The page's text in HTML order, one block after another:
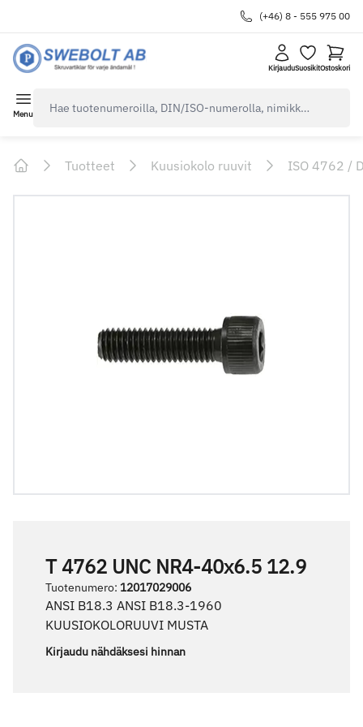
(+46) 8 - 555 975 00
KirjauduSuosikitOstoskori
Menu
Tuotteet Kuusiokolo ruuvit ISO 4762 /
T 4762 UNC NR4-40x6.5 12.9
Tuotenumero: 12017029006
ANSI B18.3 ANSI B18.3-1960
KUUSIOKOLORUUVI MUSTA
Kirjaudu nähdäksesi hinnan